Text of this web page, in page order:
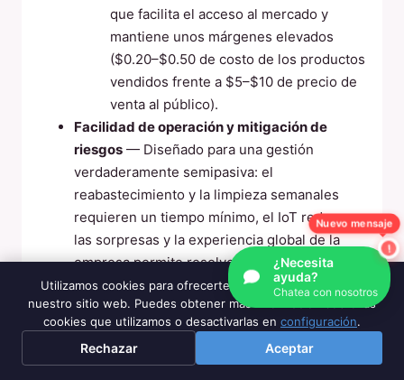
que facilita el acceso al mercado y
mantiene unos márgenes elevados
($0.20–$0.50 de costo de los productos
vendidos frente a $5–$10 de precio de
venta al público).
Facilidad de operación y mitigación de
riesgos — Diseñado para una gestión
verdaderamente semipasiva: el
reabastecimiento y la limpieza semanales
requieren un tiempo mínimo, el IoT reduce
las sorpresas y la experiencia global de la
empresa permite resolver la mayoría de los
problemas de forma remota. Ofrecen
consultas gratuitas, planes de negocio
personalizados y opciones flexibles (por
ejemplo, paquetes de inicio, asistencia
¿Necesita
ayuda?
Chatea con nosotros
Nuevo mensaje
Utilizamos cookies para ofrecerte la mejor experiencia en
nuestro sitio web. Puedes obtener más información sobre las
cookies que utilizamos o desactivarlas en configuración.
Rechazar Aceptar